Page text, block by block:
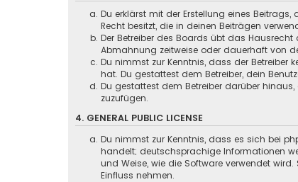
Du erklärst mit der Erstellung eines
Recht besitzt, die in deinen Beiträgen
Der Betreiber des Boards übt das
Abmahnung zeitweise oder dauerhaft von
Du nimmst zur Kenntnis, dass der Betreiber
hat. Du gestattest dem Betreiber, dein
Du gestattest dem Betreiber darüber
zuzufügen.
4. GENERAL PUBLIC LICENSE
Du nimmst zur Kenntnis, dass es sich bei
handelt; deutschsprachige Informationen
und Weise, wie die Software verwendet
Einfluss nehmen.